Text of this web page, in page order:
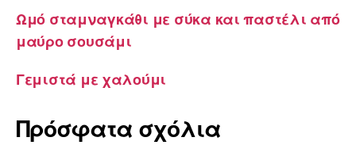
Ωμό σταμναγκάθι με σύκα και παστέλι από
μαύρο σουσάμι
Γεμιστά με χαλούμι
Πρόσφατα σχόλια